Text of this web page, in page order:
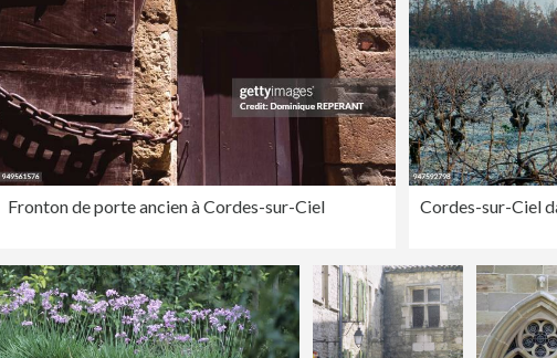
Fronton de porte ancien à Cordes-sur-Ciel Cordes-sur-Ciel